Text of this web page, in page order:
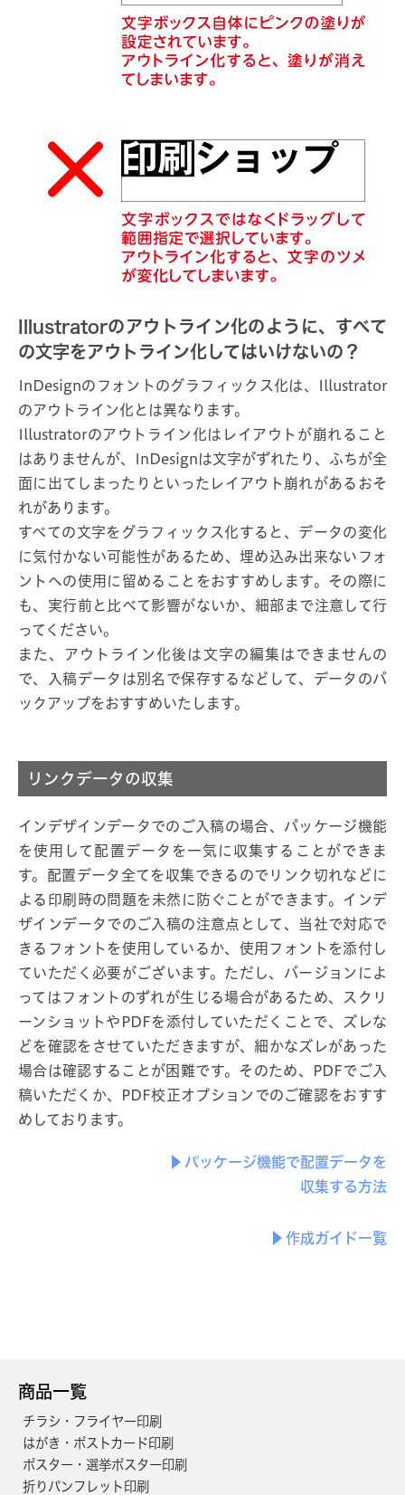
Illustratorのアウトライン化のように、すべて
の文字をアウトライン化してはいけないの？
InDesignのフォントのグラフィックス化は、Illustrator
のアウトライン化とは異なります。
Illustratorのアウトライン化はレイアウトが崩れること
はありませんが、InDesignは文字がずれたり、ふちが全
面に出てしまったりといったレイアウト崩れがあるおそ
れがあります。
すべての文字をグラフィックス化すると、データの変化
に気付かない可能性があるため、埋め込み出来ないフォ
ントへの使用に留めることをおすすめします。その際に
も、実行前と比べて影響がないか、細部まで注意して行
ってください。
また、アウトライン化後は文字の編集はできませんの
で、入稿データは別名で保存するなどして、データのバ
ックアップをおすすめいたします。
リンクデータの収集
インデザインデータでのご入稿の場合、パッケージ機能
を使用して配置データを一気に収集することができま
す。配置データ全てを収集できるのでリンク切れなどに
よる印刷時の問題を未然に防ぐことができます。インデ
ザインデータでのご入稿の注意点として、当社で対応で
きるフォントを使用しているか、使用フォントを添付し
ていただく必要がございます。ただし、バージョンによ
ってはフォントのずれが生じる場合があるため、スクリ
ーンショットやPDFを添付していただくことで、ズレな
どを確認をさせていただきますが、細かなズレがあった
場合は確認することが困難です。そのため、PDFでご入
稿いただくか、PDF校正オプションでのご確認をおすす
めしております。
パッケージ機能で配置データを
収集する方法
作成ガイド一覧
商品一覧
チラシ・フライヤー印刷
はがき・ポストカード印刷
ポスター・選挙ポスター印刷
折りパンフレット印刷